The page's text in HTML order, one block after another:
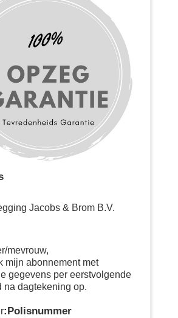
Jacobs & Brom B.V.
mevrouw,
mijn abonnement met
gegevens per eerstvolgende
na dagtekening op.
:Polisnummer